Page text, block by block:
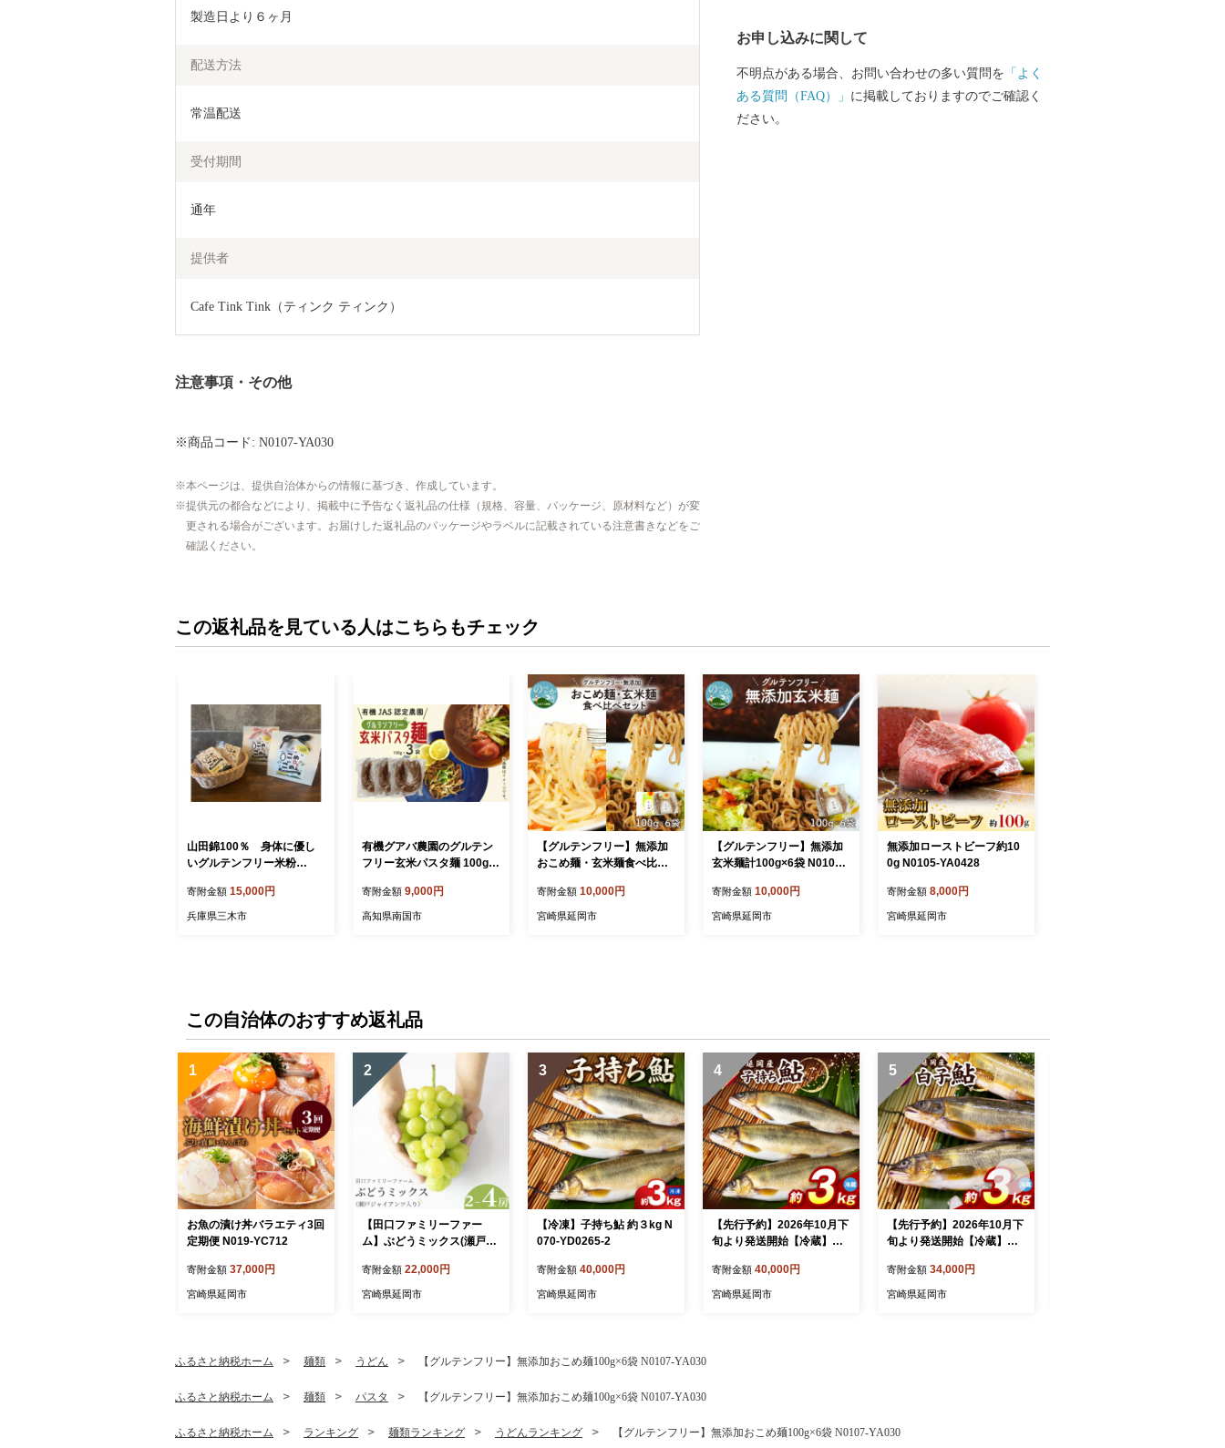
製造日より６ヶ月
配送方法
常温配送
受付期間
通年
提供者
Cafe Tink Tink（ティンク ティンク）
注意事項・その他
※商品コード: N0107-YA030
本ページは、提供自治体からの情報に基づき、作成しています。
提供元の都合などにより、掲載中に予告なく返礼品の仕様（規格、容量、パッケージ、原材料など）が変
更される場合がございます。お届けした返礼品のパッケージやラベルに記載されている注意書きなどをご
確認ください。
寄附を通じて延岡市に興味を持っていただきました
お申し込みに関して
不明点がある場合、お問い合わせの多い質問を 「よく
ある質問（FAQ）」 に掲載しておりますのでご確認く
ださい。
この返礼品を見ている人はこちらもチェック
山田錦100％ 身体に優し
いグルテンフリー米粉
寄附金額 15,000円
兵庫県三木市
有機グアバ農園のグルテン
フリー玄米パスタ麺 100g×
ー ダイエット 健康 食品 人
気 おすすめ 高知県 南国
寄附金額 9,000円
高知県南国市
【グルテンフリー】無添加
おこめ麺・玄米麺食べ比べ
YA059
寄附金額 10,000円
宮崎県延岡市
【グルテンフリー】無添加
玄米麺計100g×6袋 N0107-
寄附金額 10,000円
宮崎県延岡市
無添加ローストビーフ約10
0g N0105-YA0428
寄附金額 8,000円
宮崎県延岡市
この自治体のおすすめ返礼品
1
お魚の漬け丼バラエティ3回
定期便 N019-YC712
寄附金額 37,000円
宮崎県延岡市
2
【田口ファミリーファー
ム】ぶどうミックス(瀬戸ジ
5kg～2kg)(2026年7月発送
開始) N053-YZB072
寄附金額 22,000円
宮崎県延岡市
3
【冷凍】子持ち鮎 約３kg N
070-YD0265-2
寄附金額 40,000円
宮崎県延岡市
4
【先行予約】2026年10月下
旬より発送開始【冷蔵】子
-1
寄附金額 40,000円
宮崎県延岡市
5
【先行予約】2026年10月下
旬より発送開始【冷蔵】白
寄附金額 34,000円
宮崎県延岡市
ふるさと納税ホーム 麺類 うどん 【グルテンフリー】無添加おこめ麺100g×6袋 N0107-YA030
ふるさと納税ホーム 麺類 パスタ 【グルテンフリー】無添加おこめ麺100g×6袋 N0107-YA030
ふるさと納税ホーム ランキング 麺類ランキング うどんランキング 【グルテンフリー】無添加おこめ麺100g×6袋 N0107-YA030